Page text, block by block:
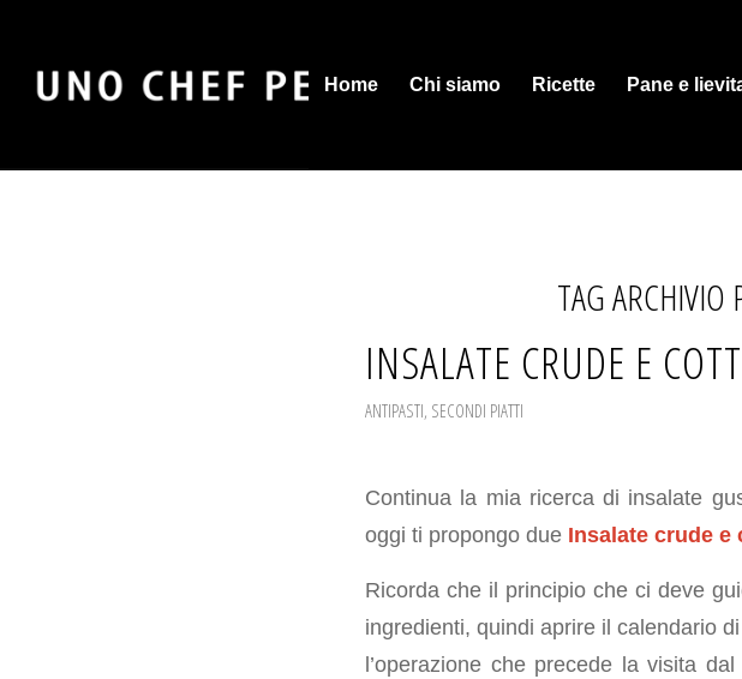
Home Chi siamo Ricette Pane e
TAG ARCHIVIO
INSALATE CRUDE E
ANTIPASTI, SECONDI PIATTI
Continua la mia ricerca di insalate
oggi ti propongo due Insalate crude e
Ricorda che il principio che ci deve
ingredienti, quindi aprire il calendario
l’operazione che precede la visita